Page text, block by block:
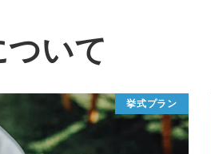
いて
挙式プラン